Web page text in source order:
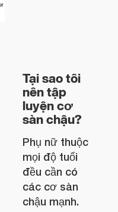
Tại sao tôi
nên tập
luyện cơ
sàn chậu?
Phụ nữ thuộc
mọi độ tuổi
đều cần có
các cơ sàn
chậu mạnh.